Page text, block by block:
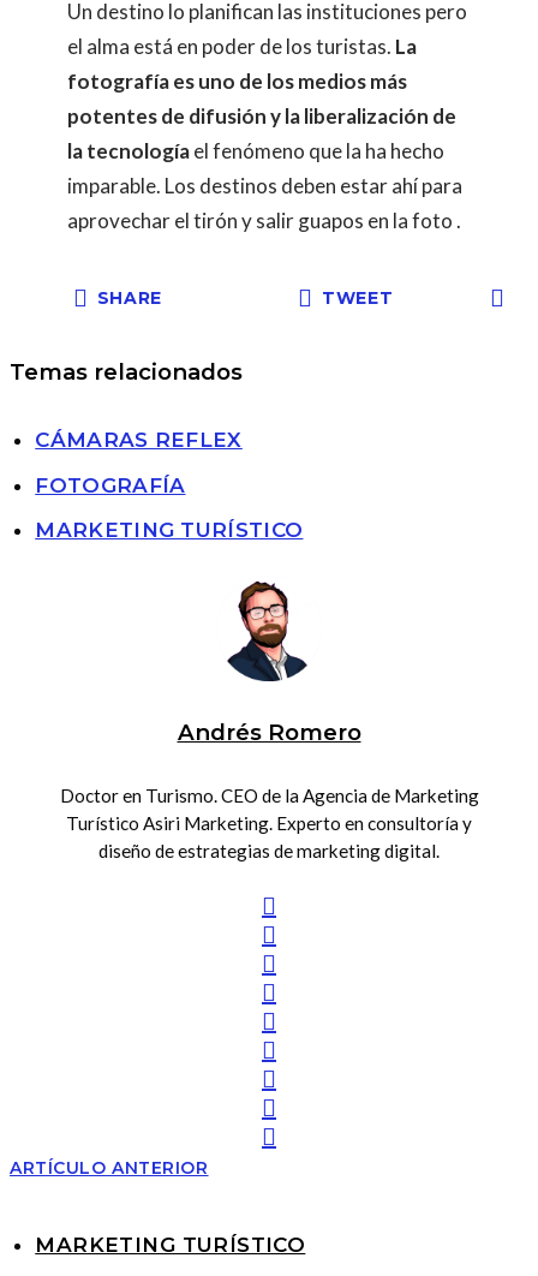
Un destino lo planifican las instituciones pero
el alma está en poder de los turistas. La
fotografía es uno de los medios más
potentes de difusión y la liberalización de
la tecnologíael fenómeno que la ha hecho
imparable. Los destinos deben estar ahí para
aprovechar el tirón y salir guapos en la foto .
SHARE TWEET
Temas relacionados
CÁMARAS REFLEX
FOTOGRAFÍA
MARKETING TURÍSTICO
Andrés Romero
Doctor en Turismo. CEO de la Agencia de Marketing
Turístico Asiri Marketing. Experto en consultoría y
diseño de estrategias de marketing digital.
ARTÍCULO ANTERIOR
MARKETING TURÍSTICO